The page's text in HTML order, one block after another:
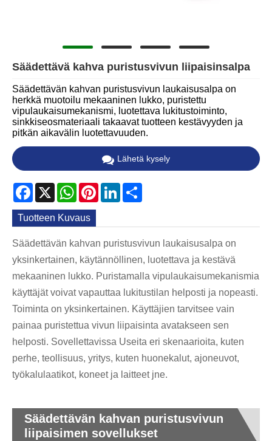
Säädettävä kahva puristusvivun liipaisinsalpa
Säädettävän kahvan puristusvivun laukaisusalpa on
herkkä muotoilu mekaaninen lukko, puristettu
vipulaukaisumekanismi, luotettava lukitustoiminto,
sinkkiseosmateriaali takaavat tuotteen kestävyyden ja
pitkän aikavälin luotettavuuden.
Lähetä kysely
Facebook
X WhatsApp
PinterestLinkedIn
Tuotteen Kuvaus
Säädettävän kahvan puristusvivun laukaisusalpa on
yksinkertainen, käytännöllinen, luotettava ja kestävä
mekaaninen lukko. Puristamalla vipulaukaisumekanismia
käyttäjät voivat vapauttaa lukitustilan helposti ja nopeasti.
Toiminta on yksinkertainen. Käyttäjien tarvitsee vain
painaa puristettua vivun liipaisinta avatakseen sen
helposti. Sovellettavissa Useita eri skenaarioita, kuten
perhe, teollisuus, yritys, kuten huonekalut, ajoneuvot,
työkalulaatikot, koneet ja laitteet jne.
Säädettävän kahvan puristusvivun
liipaisimen sovellukset